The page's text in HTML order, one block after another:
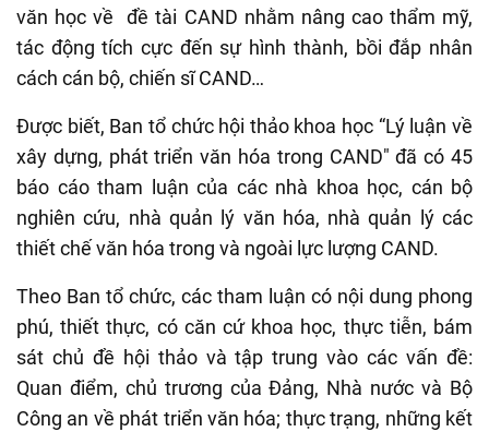
văn học về đề tài CAND nhằm nâng cao thẩm mỹ,
tác động tích cực đến sự hình thành, bồi đắp nhân
cách cán bộ, chiến sĩ CAND…
Được biết, Ban tổ chức hội thảo khoa học “Lý luận về
xây dựng, phát triển văn hóa trong CAND" đã có 45
báo cáo tham luận của các nhà khoa học, cán bộ
nghiên cứu, nhà quản lý văn hóa, nhà quản lý các
thiết chế văn hóa trong và ngoài lực lượng CAND.
Theo Ban tổ chức, các tham luận có nội dung phong
phú, thiết thực, có căn cứ khoa học, thực tiễn, bám
sát chủ đề hội thảo và tập trung vào các vấn đề:
Quan điểm, chủ trương của Đảng, Nhà nước và Bộ
Công an về phát triển văn hóa; thực trạng, những kết